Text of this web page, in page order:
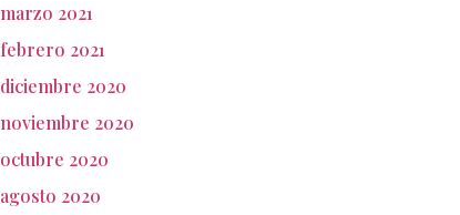
marzo 2021
febrero 2021
diciembre 2020
noviembre 2020
octubre 2020
agosto 2020